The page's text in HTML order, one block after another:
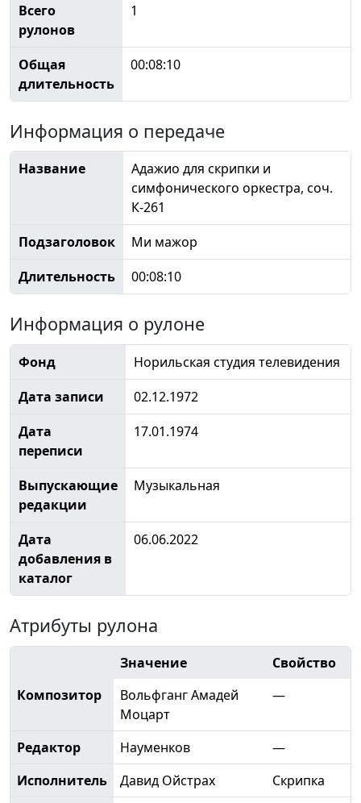
Всего
рулонов
1
Общая
длительность
00:08:10
Информация о передаче
Название
Адажио для скрипки и
симфонического оркестра, соч.
К-261
Подзаголовок
Ми мажор
Длительность
00:08:10
Информация о рулоне
Фонд
Норильская студия телевидения
Дата записи
02.12.1972
Дата
переписи
17.01.1974
Выпускающие
редакции
Музыкальная
Дата
добавления в
каталог
06.06.2022
Атрибуты рулона
Значение
Свойство
Композитор
Вольфганг Амадей
Моцарт
—
Редактор Науменков
—
Исполнитель
Давид Ойстрах
Скрипка